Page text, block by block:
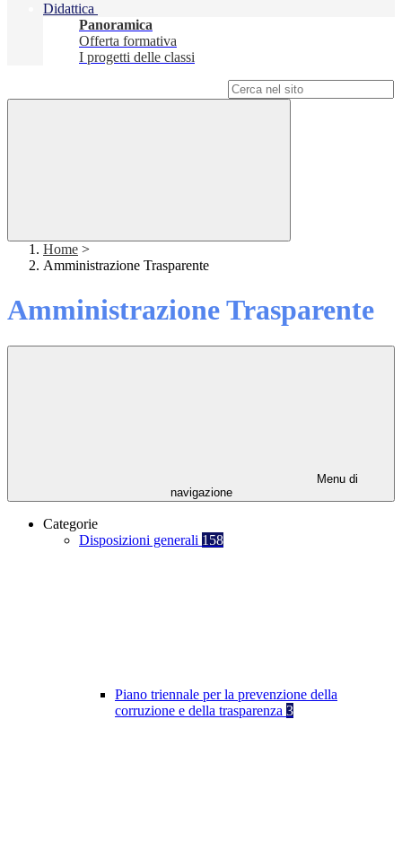
Didattica
Panoramica
Offerta formativa
I progetti delle classi
Home >
Amministrazione Trasparente
Amministrazione Trasparente
Menu di
navigazione
Categorie
Disposizioni generali 158
Piano triennale per la prevenzione della
corruzione e della trasparenza 3